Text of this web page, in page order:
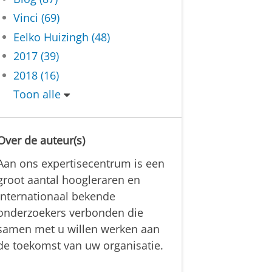
Vinci (69)
Eelko Huizingh (48)
2017 (39)
2018 (16)
Toon alle
de auteur(s)
ons expertisecentrum is een
aantal hoogleraren en
bekende
verbonden die
met u willen werken aan
toekomst van uw organisatie.